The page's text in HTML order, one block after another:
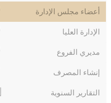
أعضاء مجلس الإدارة
الإدارة العليا
مديري الفروع
إنشاء المصرف
التقارير السنوية